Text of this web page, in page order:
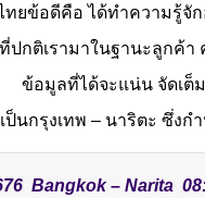
ยข้อดีคือ ได้ทำความรู้จัก
ปกติเรามาในฐานะลูกค้
ข้อมูลที่ได้จะแน่น จัดเต็
ป็นกรุงเทพ – นาริตะ ซึ่งก
Bangkok – Narita